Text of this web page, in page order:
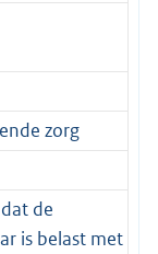
zorg
de
is belast met